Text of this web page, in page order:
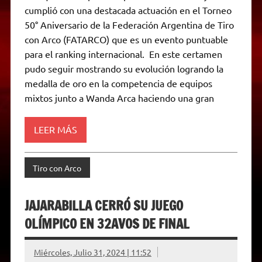
s
A
p
p
g
r
a
m
t
r
b
o
o
k
e
n
g
e
r
L
n
k
l
t
r
i
e
n
d
l
y
cumplió con una destacada actuación en el Torneo
50° Aniversario de la Federación Argentina de Tiro
con Arco (FATARCO) que es un evento puntuable
para el ranking internacional. En este certamen
pudo seguir mostrando su evolución logrando la
medalla de oro en la competencia de equipos
mixtos junto a Wanda Arca haciendo una gran
LEER MÁS
Tiro con Arco
JAJARABILLA CERRÓ SU JUEGO
OLÍMPICO EN 32AVOS DE FINAL
Miércoles, Julio 31, 2024 | 11:52